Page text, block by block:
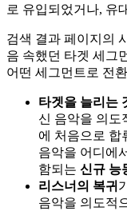
로 유입되었거나, 유
검색 결과 페이지의
음 속했던 타겟 세그
어떤 세그먼트로 전
타겟을 늘리는
신 음악을 의도
에 처음으로 합
음악을 어디에
함되는 신규 능
리스너의 복귀
음악을 의도적